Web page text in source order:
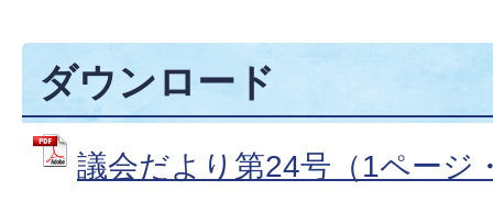
ダウンロード
議会だより第24号（1ページ